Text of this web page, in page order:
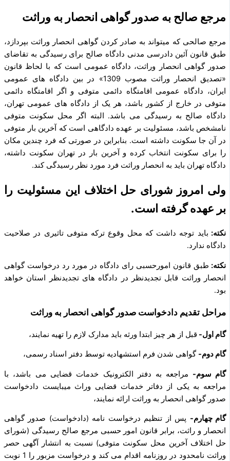
مرجع صالح به صدور گواهی انحصار به وراثت
مرجع صالحی که می­تواند به صادر کردن گواهی انحصار وراثت بپردازد،
طبق قانون آئین دادرسی مدنی دادگاه صالح برای رسیدگی به تقاضای
صدور گواهی انحصار وراثت، دادگاه عمومی است که با لحاظ قانون
«تصدیق انحصار وراثت مصوب 1309» در بین دادگاه ­های عمومی
ایران، دادگاه عمومی اقامتگاه دائمی متوفی و اگر اقامتگاه دائمی
متوفی در خارج از کشور باشد، هر یک از دادگاه‌ های عمومی تهران،
دادگاه صالح به رسیدگی می‌ باشد. البته اگر محل سکونت متوفی
نامشخص باشد، مسئولیت بر عهده دادگاهی است که آخرین بار متوفی
در آن جا سکونت داشته است. بنابراین در صورتی که فرد چندین مکان
را برای سکونت انتخاب کرده و آخرین بار در تهران سکونت داشته،
دادگاه تهران باید به انحصار وراثت فرد مورد نظر رسیدگی کند.
ولی امروز شورای حل اختلاف این مسئولیت را
بر عهده گرفته است.
نکته: باید توجه داشت که محل وقوع ترکه متوفی تاثیری در صلاحیت
دادگاه ندارد.
نکته: طبق قانون امورحسبی رای دادگاه در مورد رد درخواست گواهی
انحصار وراثت قابل تجدیدنظر در دادگاه‌ های تجدیدنظر استان خواهد
بود.
مراحل تقدیم دادخواست صدور گواهی انحصار به وراثت
گام اول- قبل از هر چیز ابتدا ورثه باید مدارک لازم را تهیه نمایند،
گام دوم- گواهی شدن فرم استشهادیه توسط دفتر اسناد رسمی،
گام سوم- مراجعه به دفتر الکترونیک خدمات قضایی می‌ باشد، با
مراجعه به یکی از دفاتر خدمات قضایی وراث میبایست دادخواست
صدور گواهی انحصار به وراثت ارائه نمایند،
گام چهارم- پس از تنظیم درخواست‌ نامه (دادخواست) صدور گواهی
انحصار و راثت، برابر قانون امور حسبی مرجع صالح رسیدگی (شورای
حل اختلاف آخرین محل سکونت متوفی) نسبت به انتشار آگهی حصر
وراثت نامحدود در روزنامه اقدام می‌ کند و درخواست مزبور را 1 نوبت